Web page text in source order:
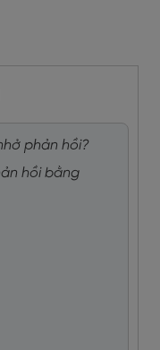
phản hồi?
hồi bằng